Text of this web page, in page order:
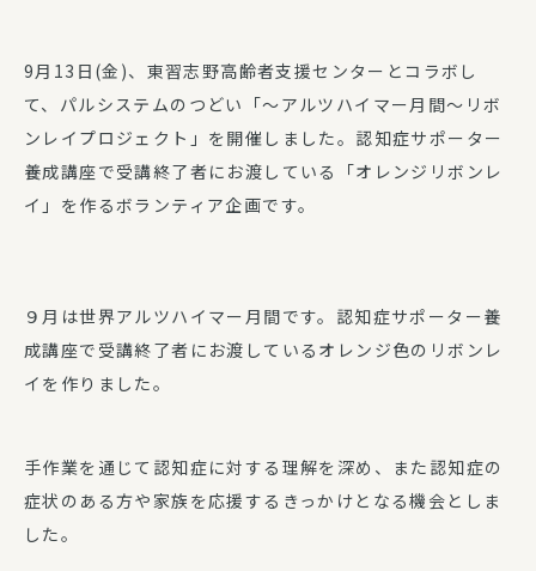
9月13日(金)、東習志野高齢者支援センターとコラボし
て、パルシステムのつどい「～アルツハイマー月間～リボ
ンレイプロジェクト」を開催しました。認知症サポーター
養成講座で受講終了者にお渡している「オレンジリボンレ
イ」を作るボランティア企画です。
９月は世界アルツハイマー月間です。認知症サポーター養
成講座で受講終了者にお渡しているオレンジ色のリボンレ
イを作りました。
手作業を通じて認知症に対する理解を深め、また認知症の
症状のある方や家族を応援するきっかけとなる機会としま
した。